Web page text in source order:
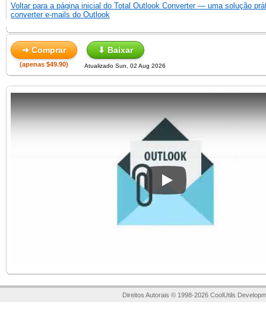
Voltar para a página inicial do Total Outlook Converter — uma solução
converter e-mails do Outlook
➜ Comprar ⬇ Baixar
(apenas $49.90) Atualizado Sun, 02 Aug 2026
Play
Direitos Autorais © 1998-2026 CoolUtils